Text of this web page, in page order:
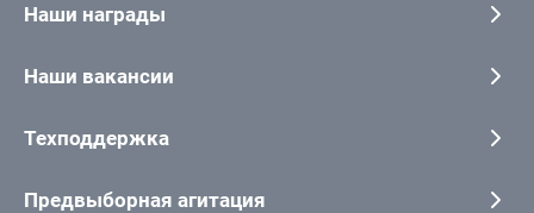
Наши награды
Наши вакансии
Техподдержка
Предвыборная агитация